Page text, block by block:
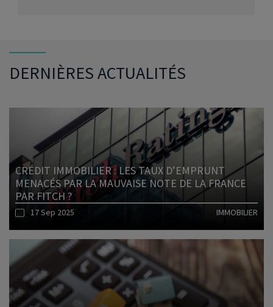
DERNIÈRES ACTUALITÉS
CRÉDIT IMMOBILIER : LES TAUX D’EMPRUNT
MENACÉS PAR LA MAUVAISE NOTE DE LA FRANCE
PAR FITCH ?
17 Sep 2025 IMMOBILIER
Lire l'article